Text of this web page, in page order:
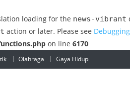
loading for the news-vibrant
action or later. Please see
on line 6170
Olahraga Gaya Hidup